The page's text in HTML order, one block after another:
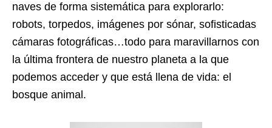
naves de forma sistemática para explorarlo:
robots, torpedos, imágenes por sónar, sofisticadas
cámaras fotográficas…todo para maravillarnos con
la última frontera de nuestro planeta a la que
podemos acceder y que está llena de vida: el
bosque animal.